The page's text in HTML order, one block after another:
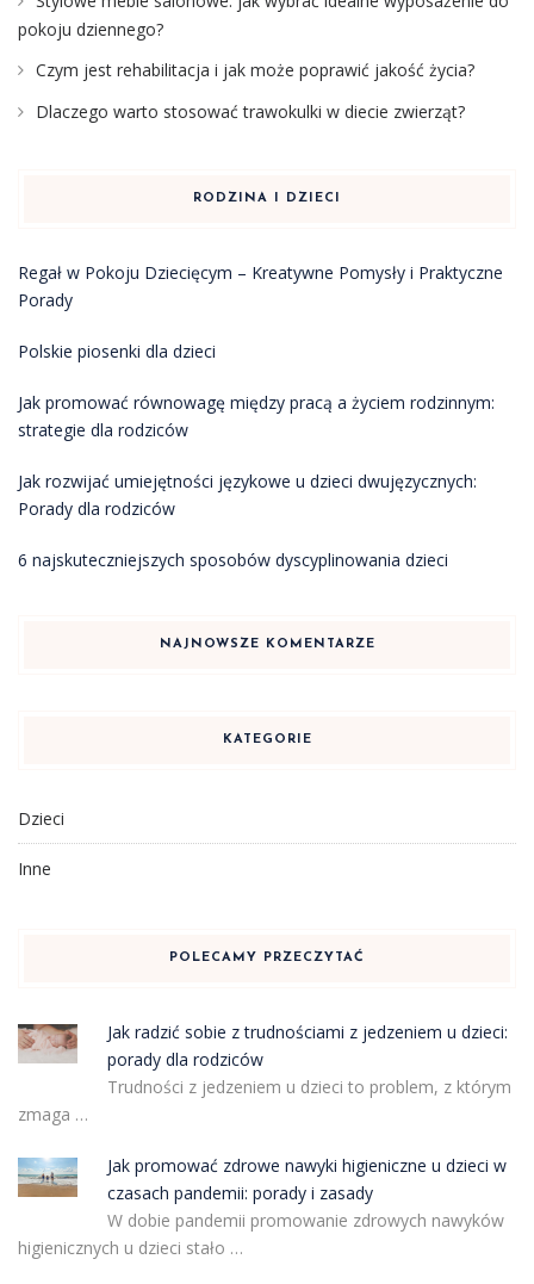
pokoju dziennego?
Czym jest rehabilitacja i jak może poprawić jakość życia?
Dlaczego warto stosować trawokulki w diecie zwierząt?
RODZINA I DZIECI
Regał w Pokoju Dziecięcym – Kreatywne Pomysły i Praktyczne
Porady
Polskie piosenki dla dzieci
Jak promować równowagę między pracą a życiem rodzinnym:
strategie dla rodziców
Jak rozwijać umiejętności językowe u dzieci dwujęzycznych:
Porady dla rodziców
6 najskuteczniejszych sposobów dyscyplinowania dzieci
NAJNOWSZE KOMENTARZE
KATEGORIE
Dzieci
Inne
POLECAMY PRZECZYTAĆ
Jak radzić sobie z trudnościami z jedzeniem u dzieci:
porady dla rodziców
Trudności z jedzeniem u dzieci to problem, z którym
zmaga …
Jak promować zdrowe nawyki higieniczne u dzieci w
czasach pandemii: porady i zasady
W dobie pandemii promowanie zdrowych nawyków
higienicznych u dzieci stało …